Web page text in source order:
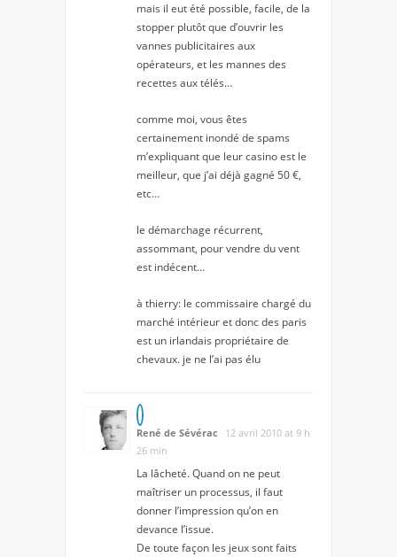
mais il eut été possible, facile, de la
stopper plutôt que d’ouvrir les
vannes publicitaires aux
opérateurs, et les mannes des
recettes aux télés…
comme moi, vous êtes
certainement inondé de spams
m’expliquant que leur casino est le
meilleur, que j’ai déjà gagné 50 €,
etc…
le démarchage récurrent,
assommant, pour vendre du vent
est indécent…
à thierry: le commissaire chargé du
marché intérieur et donc des paris
est un irlandais propriétaire de
chevaux. je ne l’ai pas élu
René de Sévérac
12 avril 2010 at 9 h
26 min
La lâcheté. Quand on ne peut
maîtriser un processus, il faut
donner l’impression qu’on en
devance l’issue.
De toute façon les jeux sont faits